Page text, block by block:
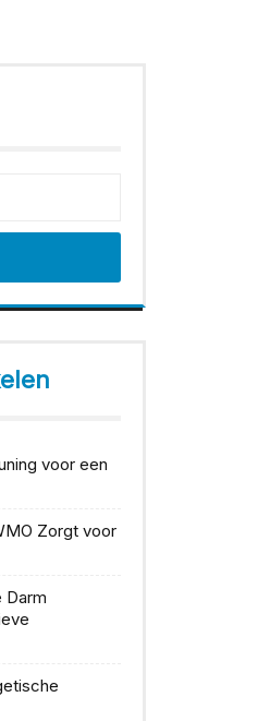
voor een
Zorgt voor
Darm